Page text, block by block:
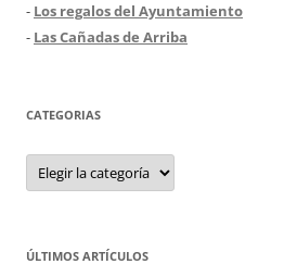
- Los regalos del Ayuntamiento
- Las Cañadas de Arriba
CATEGORIAS
Categorias
ÚLTIMOS ARTÍCULOS